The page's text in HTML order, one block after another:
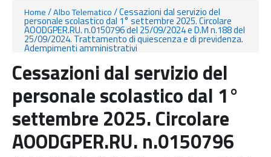
Home/Albo Telematico/Cessazioni dal servizio del
personale scolastico dal 1° settembre 2025. Circolare
AOODGPER.RU. n.0150796 del 25/09/2024 e D.M n.188 del
25/09/2024. Trattamento di quiescenza e di previdenza.
Adempimenti amministrativi
Cessazioni dal servizio del
personale scolastico dal 1°
settembre 2025. Circolare
AOODGPER.RU. n.0150796